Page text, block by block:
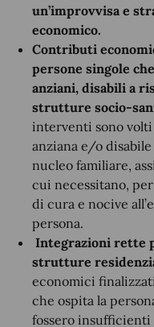
un’improvvisa e
economico.
Contributi
persone singole
anziani, disabili a
strutture socio-
interventi sono volti
anziana e/o
nucleo familiare,
cui necessitano,
di cura e nocive
persona.
Integrazioni rette
strutture
economici
che ospita la
fossero insufficienti